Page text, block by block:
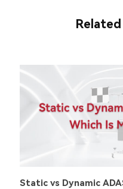
Static vs Dynamic